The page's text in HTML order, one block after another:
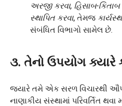
અરજી કરવા, હિસાબ-
સ્થાપિત કરવા, તેમજ
સંબંધિત વિભાગો સામેલ છે.
૩. તેનો ઉપયોગ ક્યારે
જ્યારે તમે એક સરળ વિચારથી
નાણાકીય સંસ્થામાં પરિવર્તિત થવા